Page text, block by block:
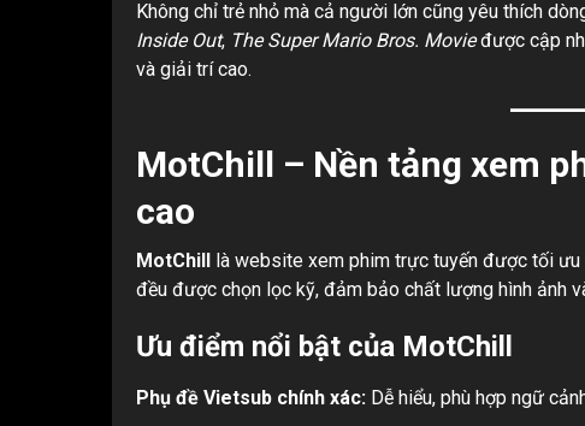
Không chỉ trẻ nhỏ mà cả người lớn cũng yêu thích
Inside Out, The Super Mario Bros. Movieđược cập
và giải trí cao.
MotChill – Nền tảng xem
cao
MotChill là website xem phim trực tuyến được tối
đều được chọn lọc kỹ, đảm bảo chất lượng hình ảnh
Ưu điểm nổi bật của MotChill
Phụ đề Vietsub chính xác: Dễ hiểu, phù hợp ngữ